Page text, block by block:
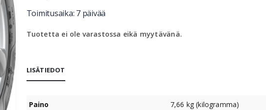
Toimitusaika: 7 päivää
Tuotetta ei ole varastossa eikä myytävänä.
LISÄTIEDOT
Paino
7,66 kg (kilogramma)